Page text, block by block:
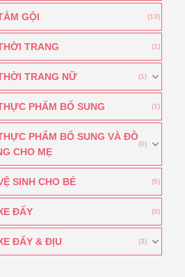
GỘI (13)
TRANG (1)
TRANG NỮ (1)
PHẨM BỔ SUNG (1)
PHẨM BỔ SUNG VÀ ĐỒ
CHO MẸ
(0)
SINH CHO BÉ (5)
ĐẨY (0)
ĐẨY & ĐỊU (3)